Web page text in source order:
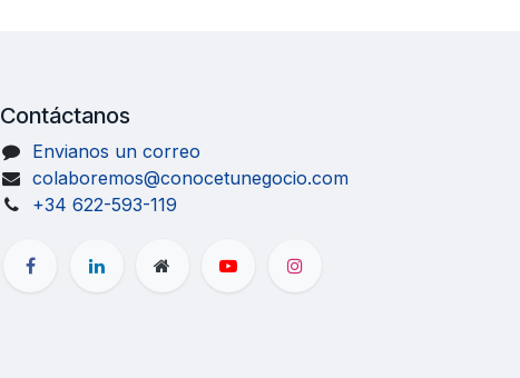
Contáctanos
Envianos un correo
colaboremos@conocetunegocio.com
+34 622-593-119